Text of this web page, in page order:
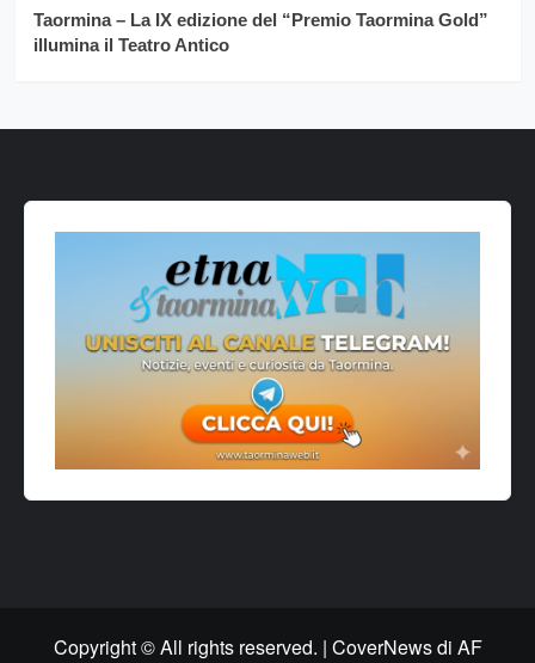
Taormina – La IX edizione del “Premio Taormina Gold”
illumina il Teatro Antico
Copyright © All rights reserved. | CoverNewsdi AF